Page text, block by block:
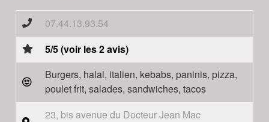
07.44.13.93.54
5/5 (voir les 2 avis)
Burgers, halal, italien, kebabs, paninis, pizza,
poulet frit, salades, sandwiches, tacos
23, bis avenue du Docteur Jean Mac